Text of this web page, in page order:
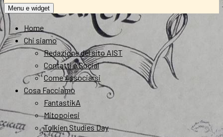
Menu e widget
Home
Chi siamo
Redazione del sito AIST
Contatti e Social
Come Associarsi
Cosa Facciamo
FantastikA
Mitopoiesi
Tolkien Studies Day